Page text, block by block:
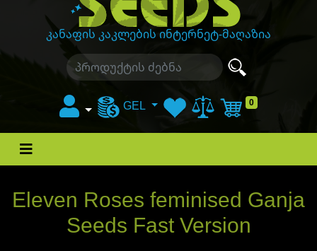
კანაფის კაკლების ინტერნეტ-მაღაზია
GEL კალათა
0
Eleven Roses feminised Ganja
Seeds Fast Version